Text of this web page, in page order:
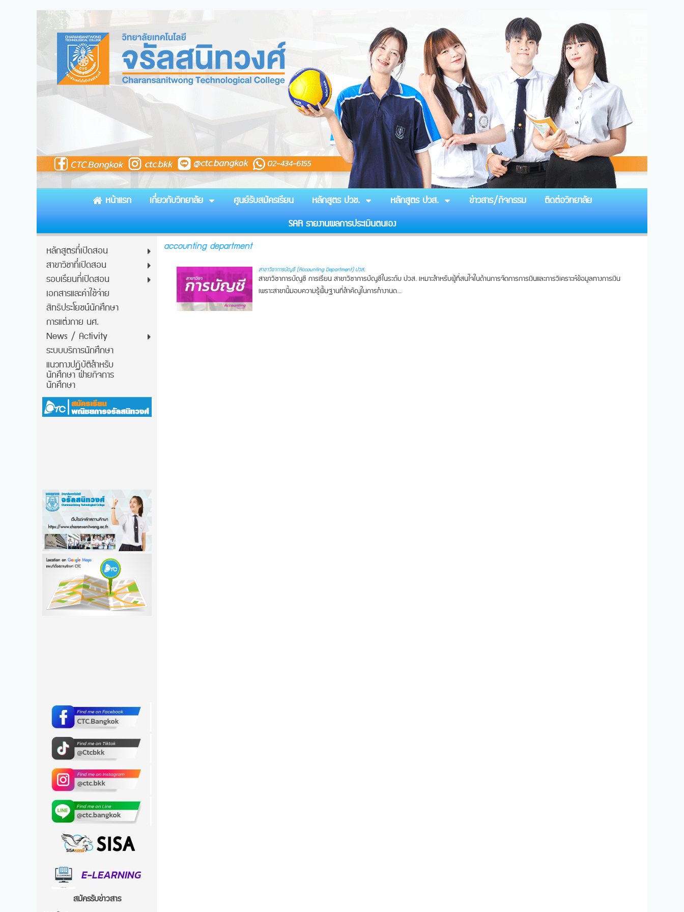
หน้าแรก เกี่ยวกับวิทยาลัย ศูนย์รับสมัครเรียน หลักสูตร ปวช. หลักสูตร ปวส. ข่าวสาร/กิจกรรม
ติดต่อวิทยาลัย
SAR รายงานผลการประเมินตนเอง
หลักสูตรที่เปิดสอน
สาขาวิชาที่เปิดสอน
รอบเรียนที่เปิดสอน
เอกสารและค่าใช้จ่าย
สิทธิประโยชน์นักศึกษา
การแต่งกาย นศ.
News / Activity
ระบบบริการนักศึกษา
แนวทางปฏิบัติสำหรับ
นักศึกษา ฝ่ายกิจการ
นักศึกษา
สมัครรับข่าวสาร
accounting department
สาขาวิชาการบัญชี (Accounting Department) ปวส.
สาขาวิชาการบัญชี การเรียน สาขาวิชาการบัญชีในระดับ ปวส. เหมาะสำหรับผู้ที่สนใจในด้านการจัดการการเงินและการวิเคราะห์ข้อมูลทางการเงิน
เพราะสาขานี้มอบความรู้พื้นฐานที่สำคัญในการทำงานด...